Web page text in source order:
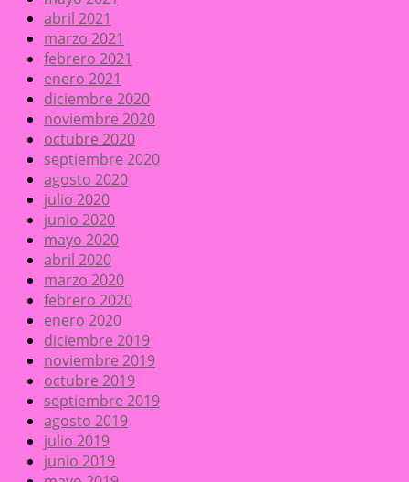
abril 2021
marzo 2021
febrero 2021
enero 2021
diciembre 2020
noviembre 2020
octubre 2020
septiembre 2020
agosto 2020
julio 2020
junio 2020
mayo 2020
abril 2020
marzo 2020
febrero 2020
enero 2020
diciembre 2019
noviembre 2019
octubre 2019
septiembre 2019
agosto 2019
julio 2019
junio 2019